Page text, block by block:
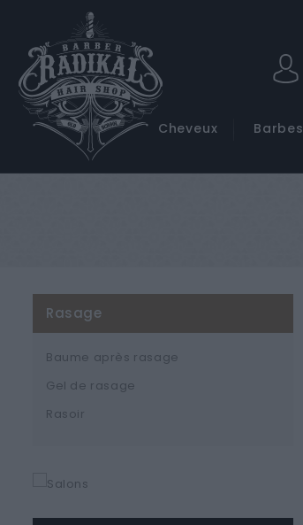
Cheveux Barbes
Rasage
Baume après rasage
Gel de rasage
Rasoir